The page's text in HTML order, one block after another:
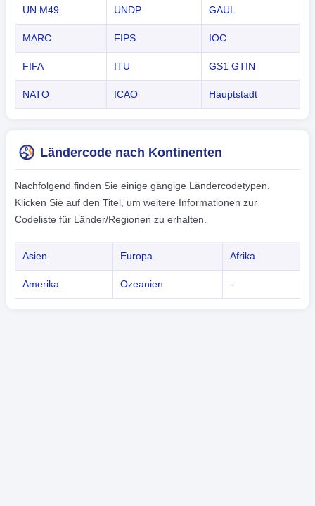
UN M49 UNDP GAUL
MARC FIPS IOC
FIFA ITU GS1 GTIN
NATO ICAO Hauptstadt
Ländercode nach Kontinenten
Nachfolgend finden Sie einige gängige Ländercodetypen.
Klicken Sie auf den Titel, um weitere Informationen zur
Codeliste für Länder/Regionen zu erhalten.
Asien Europa Afrika
Amerika Ozeanien -